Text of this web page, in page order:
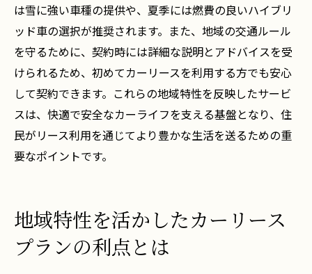
は雪に強い車種の提供や、夏季には燃費の良いハイブリ
ッド車の選択が推奨されます。また、地域の交通ルール
を守るために、契約時には詳細な説明とアドバイスを受
けられるため、初めてカーリースを利用する方でも安心
して契約できます。これらの地域特性を反映したサービ
スは、快適で安全なカーライフを支える基盤となり、住
民がリース利用を通じてより豊かな生活を送るための重
要なポイントです。
地域特性を活かしたカーリース
プランの利点とは